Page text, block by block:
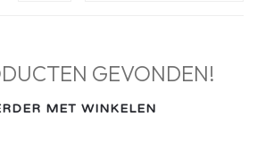
GEVONDEN!
MET WINKELEN